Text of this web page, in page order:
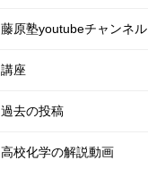
藤原塾youtubeチャンネル
講座
過去の投稿
高校化学の解説動画